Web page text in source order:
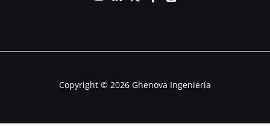
Copyright © 2026 Ghenova Ingeniería